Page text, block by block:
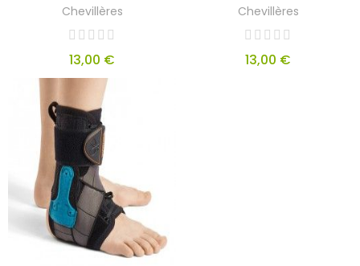
Chevillères
13,00 €
Chevillères
13,00 €